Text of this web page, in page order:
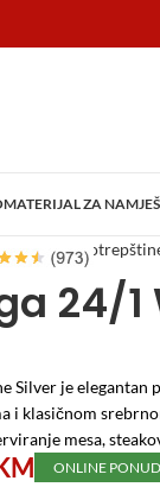
ZA
kuhinjske
24/1
Silver je
i klasičnom
mesa,
ONLINE